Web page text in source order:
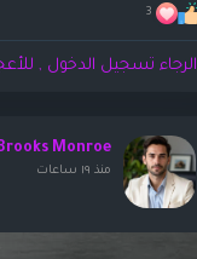
3
الرجاء تسجيل الدخول ,
Monroe
منذ ١٩ ساعات